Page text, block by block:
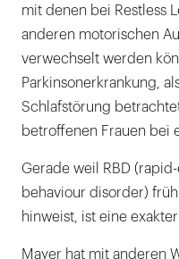
mit denen bei Restless
anderen motorischen
verwechselt werden
Parkinsonerkrankung,
Schlafstörung
betroffenen Frauen bei
Gerade weil RBD
behaviour disorder)
hinweist, ist eine
Mayer hat mit anderen